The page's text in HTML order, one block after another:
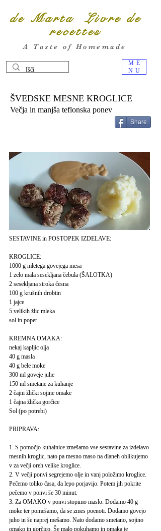
ME
NU
de Marta Livre de
recettes
A Taste of Homemade
ŠVEDSKE MESNE KROGLICE
Večja in manjša teflonska ponev
Share
SESTAVINE in POSTOPEK IZDELAVE:
KROGLICE:
1000 g mletega govejega mesa
1 zelo mala sesekljana čebula (ŠALOTKA)
2 sesekljana stroka česna
100 g krušnih drobtin
1 jajce
5 velikih žlic mleka
sol in poper
KREMNA OMAKA:
nekaj kapljic olja
40 g masla
40 g bele moke
300 ml goveje juhe
150 ml smetane za kuhanje
2 čajni žlički sojine omake
1 čajna žlička gorčice
Sol (po potrebi)
PRIPRAVA:
1. S pomočjo kuhalnice zmešamo vse sestavine za izdelavo
mesnih kroglic, nato pa mesno maso na dlaneh oblikujemo
v za večji oreh velike kroglice.
2. V večji ponvi segrejemo olje in vanj položimo kroglice.
Pečemo toliko časa, da lepo porjavijo. Potem jih pokrite
pečemo v ponvi še 30 minut.
3. Za OMAKO v ponvi stopimo maslo. Dodamo 40 g
moke ter pomešamo, da se zmes poenoti. Dodamo govejo
juho in še naprej mešamo. Nato dodamo smetano, sojino
omako in gorčico. Še malo pokuhamo in omaka je